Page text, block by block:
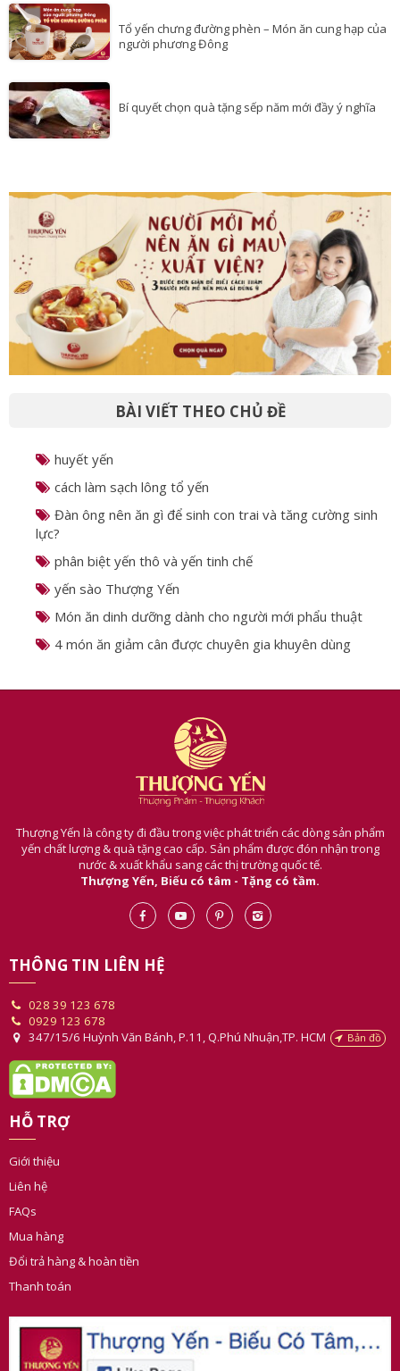
Tổ yến chưng đường phèn – Món ăn cung hạp của
người phương Đông
Bí quyết chọn quà tặng sếp năm mới đầy ý nghĩa
BÀI VIẾT THEO CHỦ ĐỀ
huyết yến
cách làm sạch lông tổ yến
Đàn ông nên ăn gì để sinh con trai và tăng cường sinh
lực?
phân biệt yến thô và yến tinh chế
yến sào Thượng Yến
Món ăn dinh dưỡng dành cho người mới phẩu thuật
4 món ăn giảm cân được chuyên gia khuyên dùng
Thượng Yến là công ty đi đầu trong việc phát triển các dòng sản phẩm
yến chất lượng & quà tặng cao cấp. Sản phẩm được đón nhận trong
nước & xuất khẩu sang các thị trường quốc tế.
Thượng Yến, Biếu có tâm - Tặng có tầm.
THÔNG TIN LIÊN HỆ
028 39 123 678
0929 123 678
347/15/6 Huỳnh Văn Bánh, P.11, Q.Phú Nhuận,TP. HCM
Bản đồ
HỖ TRỢ
Giới thiệu
Liên hệ
FAQs
Mua hàng
Đổi trả hàng & hoàn tiền
Thanh toán